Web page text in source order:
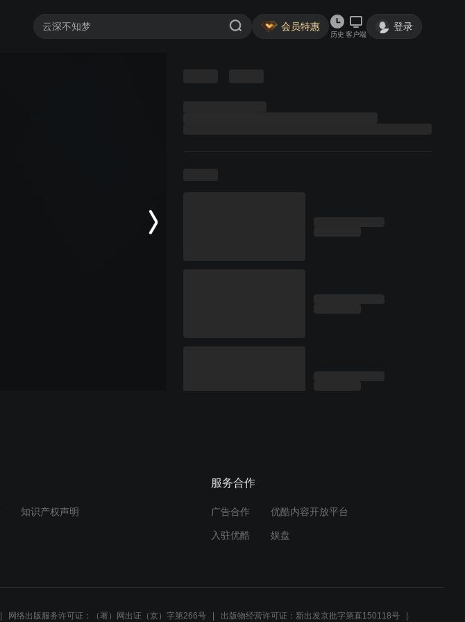
会员特惠
历史 客户端
登录
知识产权声明
服务合作
广告合作 优酷内容开放平台
入驻优酷 娱盘
网络出版服务许可证：（署）网出证（京）字第266号 出版物经营许可证：新出发京批字第直150118号